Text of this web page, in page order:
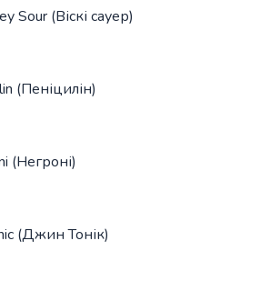
Sour (Віскі сауер)
(Пеніцилін)
(Негроні)
(Джин Тонік)